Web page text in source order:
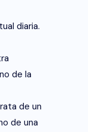
diaria.
de la
de un
de una